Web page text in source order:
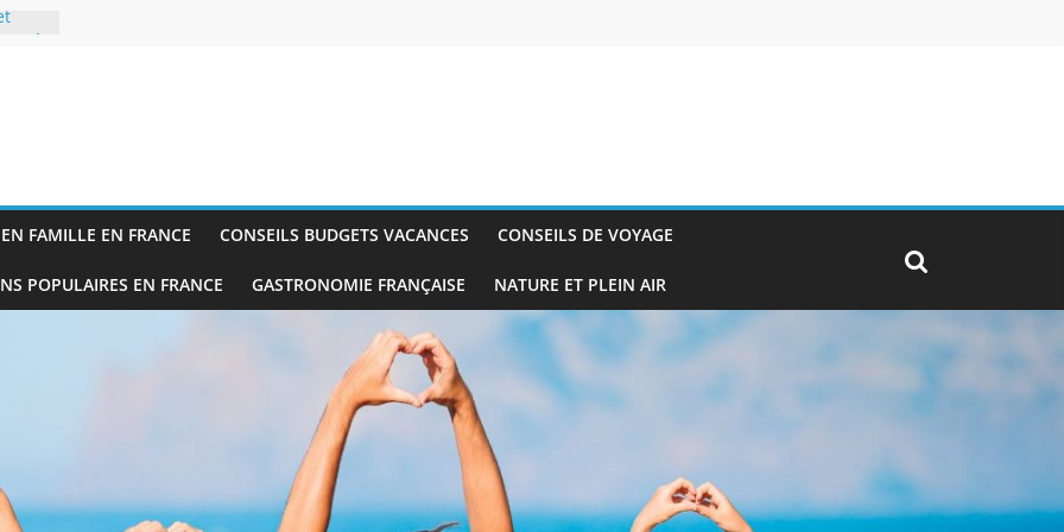
FAMILLE EN FRANCE CONSEILS BUDGETS VACANCES CONSEILS DE VOYAGE
POPULAIRES EN FRANCE GASTRONOMIE FRANÇAISE NATURE ET PLEIN AIR